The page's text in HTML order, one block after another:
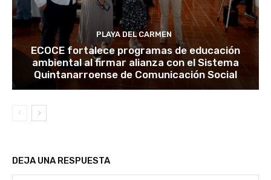
PLAYA DEL CARMEN
ECOCE fortalece programas de educación
ambiental al firmar alianza con el Sistema
Quintanarroense de Comunicación Social
DEJA UNA RESPUESTA